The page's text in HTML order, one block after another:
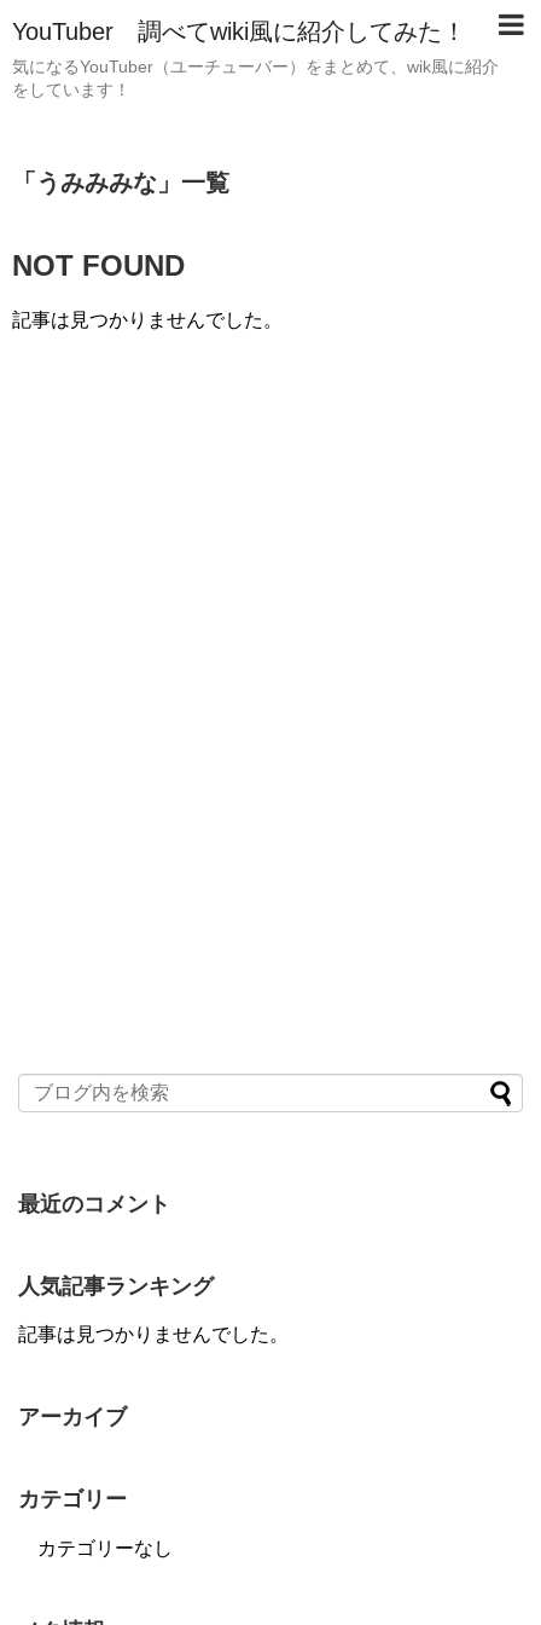
YouTuber 調べてwiki風に紹介してみた！
気になるYouTuber（ユーチューバー）をまとめて、wik風に紹介
をしています！
「 うみみみな 」 一覧
NOT FOUND
記事は見つかりませんでした。
最近のコメント
人気記事ランキング
記事は見つかりませんでした。
アーカイブ
カテゴリー
カテゴリーなし